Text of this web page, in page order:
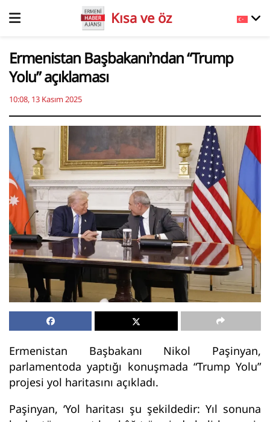
Kısa ve öz
Ermenistan Başbakanı’ndan “Trump
Yolu” açıklaması
10:08, 13 Kasım 2025
Ermenistan Başbakanı Nikol Paşinyan,
parlamentoda yaptığı konuşmada “Trump Yolu”
projesi yol haritasını açıkladı.
Paşinyan, ‘Yol haritası şu şekildedir: Yıl sonuna